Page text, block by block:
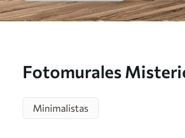
Fotomurales
Minimalistas